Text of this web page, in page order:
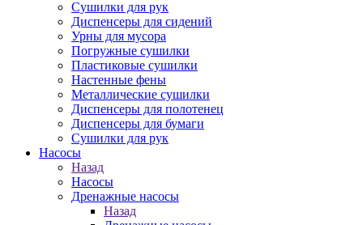
Сушилки для рук
Диспенсеры для сидений
Урны для мусора
Погружные сушилки
Пластиковые сушилки
Настенные фены
Металлические сушилки
Диспенсеры для полотенец
Диспенсеры для бумаги
Сушилки для рук
Насосы
Назад
Насосы
Дренажные насосы
Назад